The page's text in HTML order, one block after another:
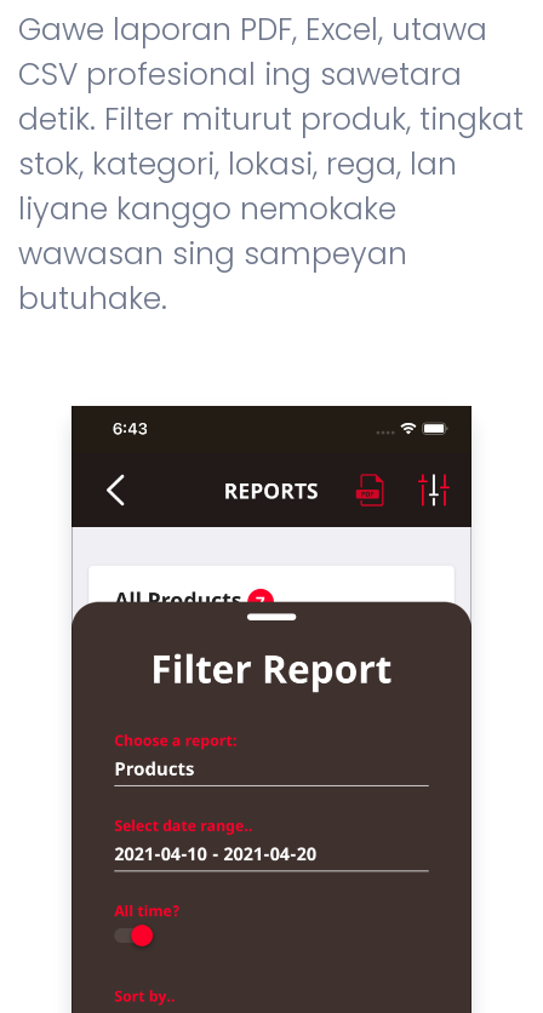
Gawe laporan PDF, Excel, utawa
CSV profesional ing sawetara
detik. Filter miturut produk, tingkat
stok, kategori, lokasi, rega, lan
liyane kanggo nemokake
wawasan sing sampeyan
butuhake.